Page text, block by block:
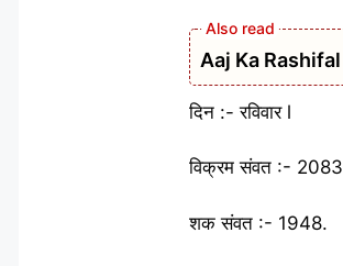
Aaj Ka Rashifal
दिन :- रविवार l
विक्रम संवत :-
शक संवत :- 1948.